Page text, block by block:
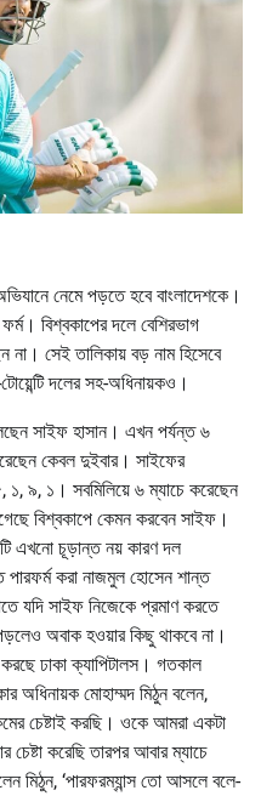
নেমে পড়তে হবে বাংলাদেশকে।
বিশ্বকাপের দলে বেশিরভাগ
না। সেই তালিকায় বড় নাম হিসেবে
দলের সহ-অধিনায়কও।
সাইফ হাসান। এখন পর্যন্ত ৬
কেবল দুইবার। সাইফের
৯, ১। সবমিলিয়ে ৬ ম্যাচে করেছেন
বিশ্বকাপে কেমন করবেন সাইফ।
এখনো চূড়ান্ত নয় কারণ দল
পারফর্ম করা নাজমুল হোসেন শান্ত
যদি সাইফ নিজেকে প্রমাণ করতে
অবাক হওয়ার কিছু থাকবে না।
ঢাকা ক্যাপিটালস। গতকাল
অধিনায়ক মোহাম্মদ মিঠুন বলেন,
চেষ্টাই করছি। ওকে আমরা একটা
চেষ্টা করেছি তারপর আবার ম্যাচে
মিঠুন, ‘পারফরম্যান্স তো আসলে বলে-